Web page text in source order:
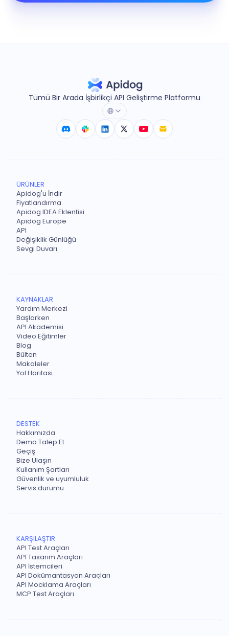
Tümü Bir Arada İşbirlikçi API Geliştirme Platformu
ÜRÜNLER
Apidog'u İndir
Fiyatlandırma
Apidog IDEA Eklentisi
Apidog Europe
API
Değişiklik Günlüğü
Sevgi Duvarı
KAYNAKLAR
Yardım Merkezi
Başlarken
API Akademisi
Video Eğitimler
Blog
Bülten
Makaleler
Yol Haritası
DESTEK
Hakkımızda
Demo Talep Et
Geçiş
Bize Ulaşın
Kullanım Şartları
Güvenlik ve uyumluluk
Servis durumu
KARŞILAŞTIR
API Test Araçları
API Tasarım Araçları
API İstemcileri
API Dokümantasyon Araçları
API Mocklama Araçları
MCP Test Araçları